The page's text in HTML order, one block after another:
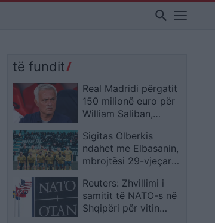
search
të fundit
Real Madridi përgatit
150 milionë euro për
William Saliban,
çdo kusht
Sigitas Olberkis
ndahet me Elbasanin,
mbrojtësi 29-vjeçar
pas ofertës prej 200
mijë dollarësh
Reuters: Zhvillimi i
samitit të NATO-s në
Shqipëri për vitin